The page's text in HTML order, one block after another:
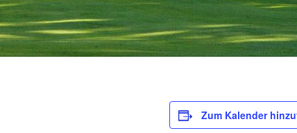
Zum Kalender